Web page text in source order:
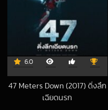
6.0
47 Meters Down (2017) ดิ่งลึก
เฉียดนรก